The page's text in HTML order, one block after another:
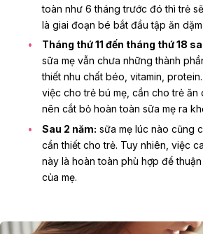
toàn như 6 tháng trước đó thì trẻ
là giai đoạn bé bắt đầu tập ăn dặm.
Tháng thứ 11 đến tháng thứ 18
sữa mẹ vẫn chưa những thành
thiết nhu chất béo, vitamin,
việc cho trẻ bú mẹ, cần cho trẻ ăn
nên cắt bỏ hoàn toàn sữa mẹ ra
Sau 2 năm: sữa mẹ lúc nào cũng
cần thiết cho trẻ. Tuy nhiên, việc
này là hoàn toàn phù hợp để
của mẹ.